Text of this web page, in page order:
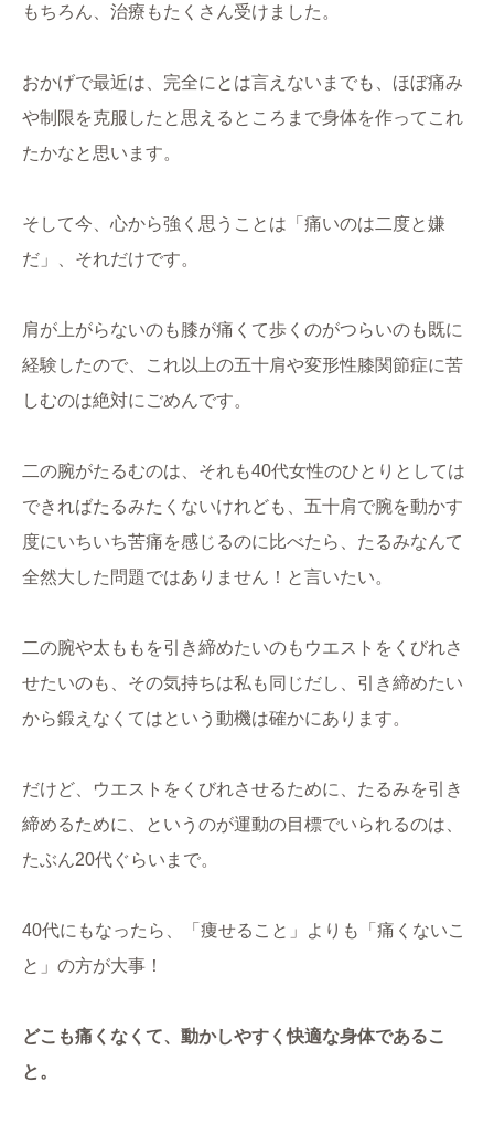
もちろん、治療もたくさん受けました。
おかげで最近は、完全にとは言えないまでも、ほぼ痛み
や制限を克服したと思えるところまで身体を作ってこれ
たかなと思います。
そして今、心から強く思うことは「痛いのは二度と嫌
だ」、それだけです。
肩が上がらないのも膝が痛くて歩くのがつらいのも既に
経験したので、これ以上の五十肩や変形性膝関節症に苦
しむのは絶対にごめんです。
二の腕がたるむのは、それも40代女性のひとりとしては
できればたるみたくないけれども、五十肩で腕を動かす
度にいちいち苦痛を感じるのに比べたら、たるみなんて
全然大した問題ではありません！と言いたい。
二の腕や太ももを引き締めたいのもウエストをくびれさ
せたいのも、その気持ちは私も同じだし、引き締めたい
から鍛えなくてはという動機は確かにあります。
だけど、ウエストをくびれさせるために、たるみを引き
締めるために、というのが運動の目標でいられるのは、
たぶん20代ぐらいまで。
40代にもなったら、「痩せること」よりも「痛くないこ
と」の方が大事！
どこも痛くなくて、動かしやすく快適な身体であるこ
と。